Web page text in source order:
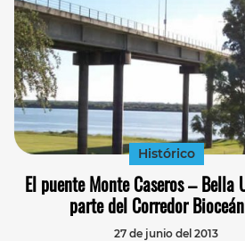
Histórico
El puente Monte Caseros – Bella
parte del Corredor
27 de junio del 2013